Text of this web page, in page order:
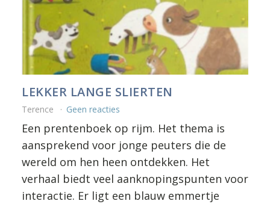
LEKKER LANGE SLIERTEN
Terence Geen reacties
Een prentenboek op rijm. Het thema is
aansprekend voor jonge peuters die de
wereld om hen heen ontdekken. Het
verhaal biedt veel aanknopingspunten voor
interactie. Er ligt een blauw emmertje